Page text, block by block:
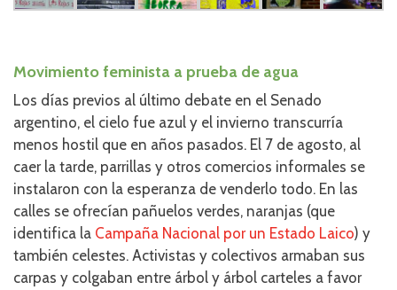
Movimiento feminista a prueba de agua
Los días previos al último debate en el Senado
argentino, el cielo fue azul y el invierno transcurría
menos hostil que en años pasados. El 7 de agosto, al
caer la tarde, parrillas y otros comercios informales se
instalaron con la esperanza de venderlo todo. En las
calles se ofrecían pañuelos verdes, naranjas (que
identifica la Campaña Nacional por un Estado Laico) y
también celestes. Activistas y colectivos armaban sus
carpas y colgaban entre árbol y árbol carteles a favor